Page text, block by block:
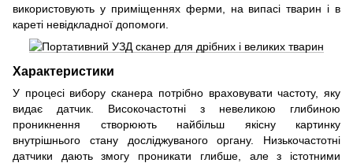
використовують у приміщеннях ферми, на випасі тварин і в
кареті невідкладної допомоги.
Характеристики
У процесі вибору сканера потрібно враховувати частоту, яку
видає датчик. Високочастотні з невеликою глибиною
проникнення створюють найбільш якісну картинку
внутрішнього стану досліджуваного органу. Низькочастотні
датчики дають змогу проникати глибше, але з істотними